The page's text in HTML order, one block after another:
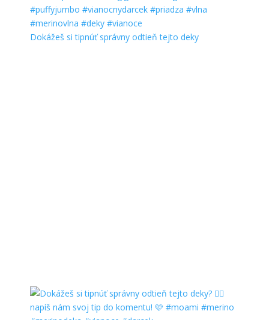
Dokážeš si tipnúť správny odtieň tejto deky